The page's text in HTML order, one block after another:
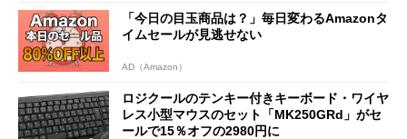
「今日の目玉商品は？」毎日変わるAmazonタ
イムセールが見逃せない
AD（Amazon）
ロジクールのテンキー付きキーボード・ワイヤ
レス小型マウスのセット「MK250GRd」がセ
ールで15％オフの2980円に